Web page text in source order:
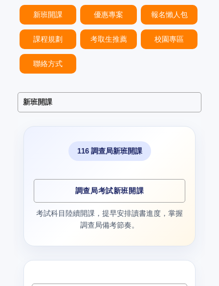
新班開課 優惠專案 報名懶人包
課程規劃 考取生推薦 校園專區
聯絡方式
新班開課
116 調查局新班開課
調查局考試新班開課
考試科目陸續開課，提早安排讀書進度，掌握
調查局備考節奏。